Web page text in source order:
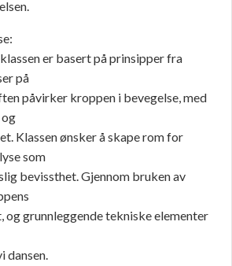
er basert på prinsipper fra
på
påvirker kroppen i bevegelse, med
Klassen ønsker å skape rom for
som
bevissthet. Gjennom bruken av
grunnleggende tekniske elementer
dansen.